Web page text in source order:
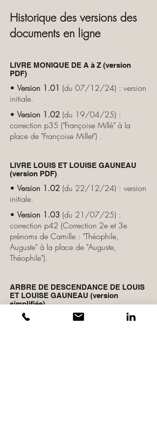
Historique des versions des
documents en ligne
LIVRE MONIQUE DE A à Z (version
PDF)
• Version 1.01 (du 07/12/24) : version
initiale.
• Version 1.02 (du 19/04/25) :
correction p35 ("Françoise Millé" à la
place de "Françoise Millet") .
LIVRE LOUIS ET LOUISE GAUNEAU
(version PDF)
• Version 1.02 (du 22/12/24) : version
initiale.
• Version 1.03 (du 21/07/25) :
correction p42 (Correction 2e et 3e
prénoms de Camille : "Théophile,
Auguste" à la place de "Auguste,
Théophile").
ARBRE DE DESCENDANCE DE LOUIS
ET LOUISE GAUNEAU (version
simplifiée)
Version 1.02
(du 22/12/24) : version